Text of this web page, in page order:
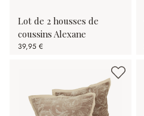
Lot de 2 housses de
coussins Alexane
39,95 €